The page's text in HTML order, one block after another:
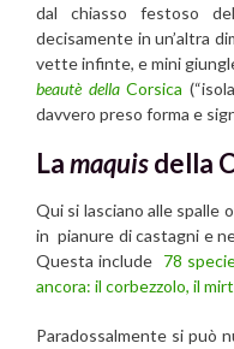
dal chiasso festoso
decisamente in un’altra
vette infinte, e mini
beautè dellaCorsica
davvero preso forma e
Lamaquisdella
Qui si lasciano alle spalle
in pianure di castagni e
Questa include 78
ancora: il corbezzolo, il
Paradossalmente si può